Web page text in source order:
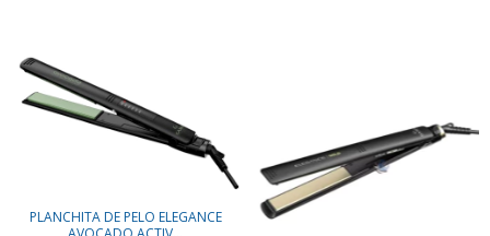
PLANCHITA DE PELO ELEGANCE